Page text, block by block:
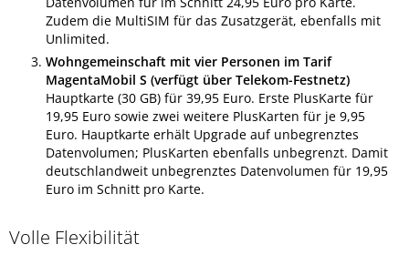
Zudem die MultiSIM für das Zusatzgerät, ebenfalls mit
Unlimited.
Wohngemeinschaft mit vier Personen im Tarif
MagentaMobil S (verfügt über Telekom-Festnetz)
Hauptkarte (30 GB) für 39,95 Euro. Erste PlusKarte für
19,95 Euro sowie zwei weitere PlusKarten für je 9,95
Euro. Hauptkarte erhält Upgrade auf unbegrenztes
Datenvolumen; PlusKarten ebenfalls unbegrenzt. Damit
deutschlandweit unbegrenztes Datenvolumen für 19,95
Euro im Schnitt pro Karte.
Volle Flexibilität